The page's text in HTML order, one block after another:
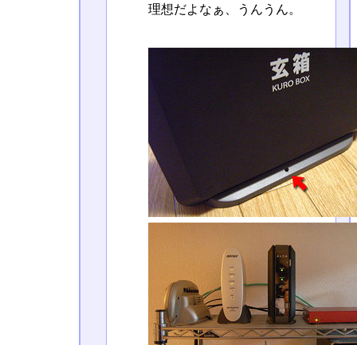
理想だよなぁ、うんうん。